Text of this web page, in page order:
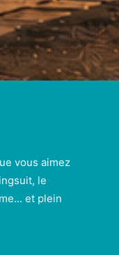
vous aimez
le
et plein